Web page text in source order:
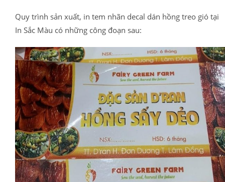
Quy trình sản xuất, in tem nhãn decal dán hồng treo gió tại
In Sắc Màu có những công đoạn sau: